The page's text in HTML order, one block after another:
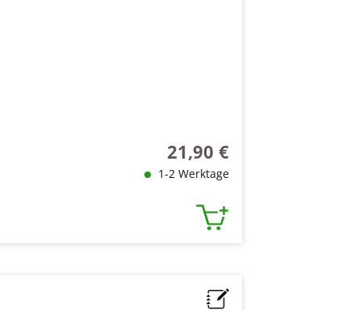
Regulärer Preis:
21,90 €
1-2 Werktage